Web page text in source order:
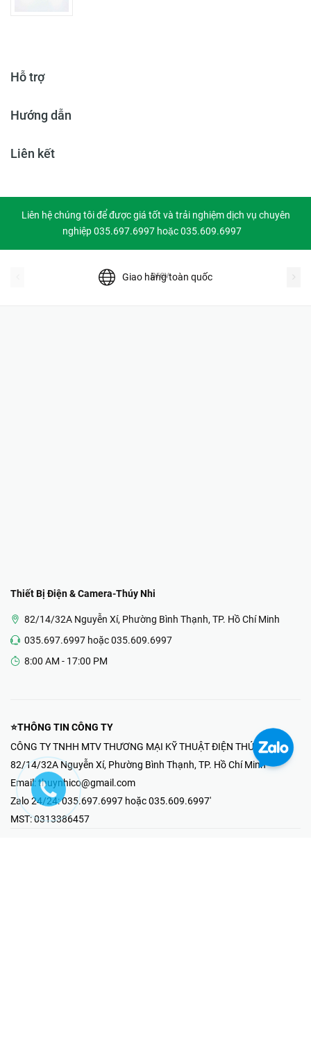
Hỗ trợ
Hướng dẫn
Liên kết
Liên hệ chúng tôi để được giá tốt và trải nghiệm dịch vụ chuyên
nghiệp 035.697.6997 hoặc 035.609.6997
Giao hàng toàn quốc
prev
Thiết Bị Điện & Camera-Thúy Nhi
82/14/32A Nguyễn Xí, Phường Bình Thạnh, TP. Hồ Chí Minh
035.697.6997 hoặc 035.609.6997
8:00 AM - 17:00 PM
⭐THÔNG TIN CÔNG TY
CÔNG TY TNHH MTV THƯƠNG MẠI KỸ THUẬT ĐIỆN THÚY NHI
82/14/32A Nguyễn Xí, Phường Bình Thạnh, TP. Hồ Chí Minh
Email:thuynhico@gmail.com
Zalo 24/24:035.697.6997 hoặc 035.609.6997'
MST:0313386457